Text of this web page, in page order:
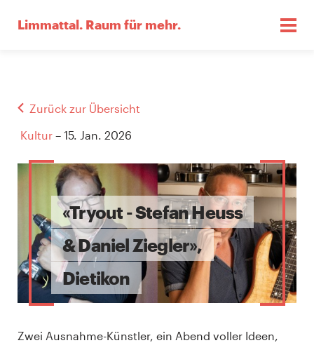
Limmattal. Raum für mehr.
Zurück zur Übersicht
Kultur – 15. Jan. 2026
«Tryout - Stefan Heuss
& Daniel Ziegler»,
Dietikon
Zwei Ausnahme-Künstler, ein Abend voller Ideen,